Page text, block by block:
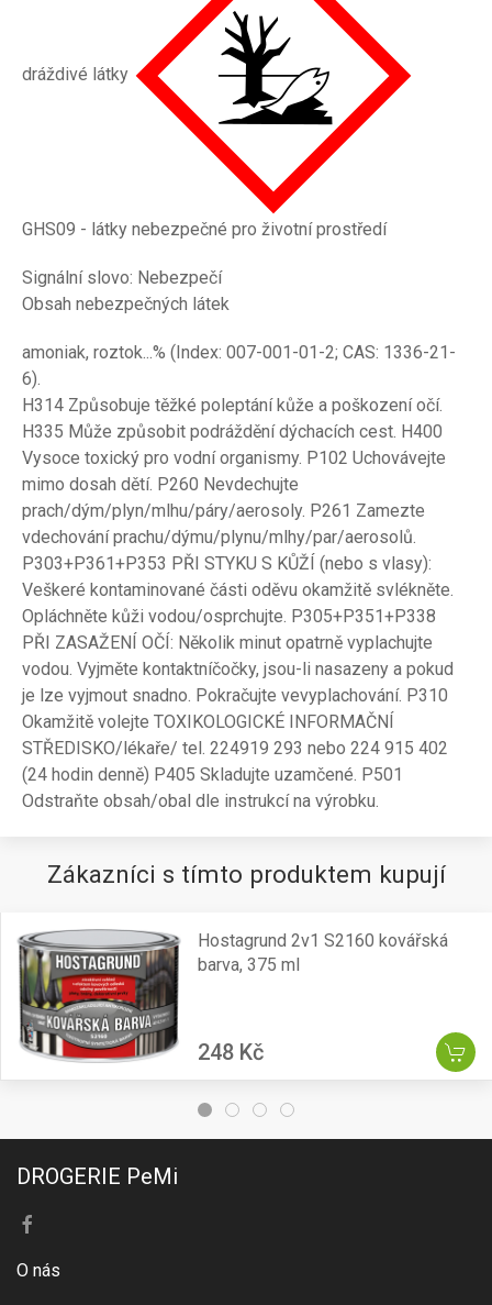
dráždivé látky
GHS09 - látky nebezpečné pro životní prostředí
Signální slovo: Nebezpečí
Obsah nebezpečných látek
amoniak, roztok...% (Index: 007-001-01-2; CAS: 1336-21-
6).
H314 Způsobuje těžké poleptání kůže a poškození očí.
H335 Může způsobit podráždění dýchacích cest. H400
Vysoce toxický pro vodní organismy. P102 Uchovávejte
mimo dosah dětí. P260 Nevdechujte
prach/dým/plyn/mlhu/páry/aerosoly. P261 Zamezte
vdechování prachu/dýmu/plynu/mlhy/par/aerosolů.
P303+P361+P353 PŘI STYKU S KŮŽÍ (nebo s vlasy):
Veškeré kontaminované části oděvu okamžitě svlékněte.
Opláchněte kůži vodou/osprchujte. P305+P351+P338
PŘI ZASAŽENÍ OČÍ: Několik minut opatrně vyplachujte
vodou. Vyjměte kontaktníčočky, jsou-li nasazeny a pokud
je lze vyjmout snadno. Pokračujte vevyplachování. P310
Okamžitě volejte TOXIKOLOGICKÉ INFORMAČNÍ
STŘEDISKO/lékaře/ tel. 224919 293 nebo 224 915 402
(24 hodin denně) P405 Skladujte uzamčené. P501
Odstraňte obsah/obal dle instrukcí na výrobku.
Zákazníci s tímto produktem kupují
Hostagrund 2v1 S2160 kovářská
barva, 375 ml
248 Kč
DROGERIE PeMi
O nás